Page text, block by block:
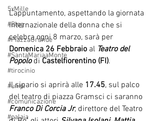
5xMille
#Blog
#PiazzaGrande
#SantaMariaaMonte
#tirocinio
#unipi
#comunicazione
#palaia
L’appuntamento, aspettando la giornata
internazionale della donna che si
celebra ogni 8 marzo, sarà per
Domenica 26 Febbraio al Teatro del
Popolo di Castelfiorentino (FI).
Il sipario si aprirà alle 17.45, sul palco
del teatro di piazza Gramsci ci saranno
Franco Di Corcia Jr, direttore del Teatro